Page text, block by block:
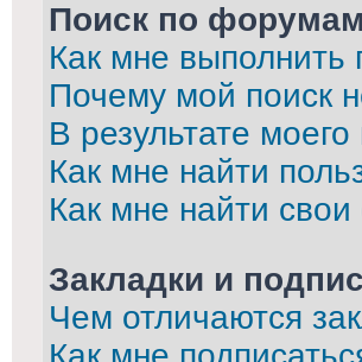
Поиск по форумам
Как мне
Почему мой поиск
В результате
Как мне найти
Как мне найти
Закладки и
Чем отличаются